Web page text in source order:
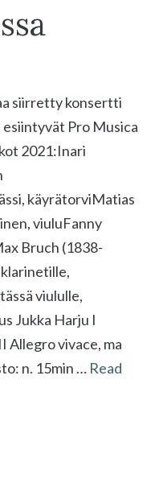
siirretty konsertti
Pro Musica
2021:Inari
käyrätorviMatias
viuluFanny
Bruch (1838-
viululle,
Jukka Harju I
Allegro vivace, ma
n. 15min … Read